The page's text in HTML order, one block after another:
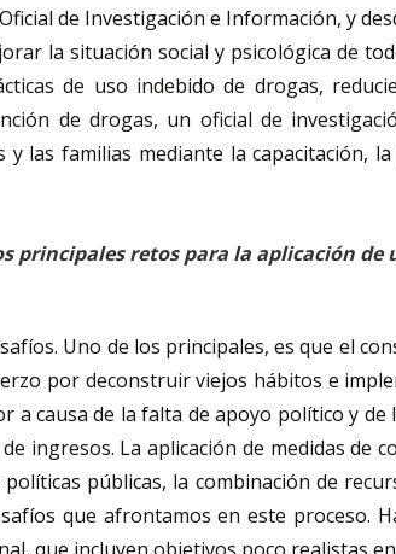
de Investigación e Información, y
la situación social y psicológica de
de uso indebido de drogas,
de drogas, un oficial de
las familias mediante la capacitación,
principales retos para la aplicación
Uno de los principales, es que el
por deconstruir viejos hábitos e
causa de la falta de apoyo político y de
ingresos. La aplicación de medidas de
públicas, la combinación de
que afrontamos en este proceso.